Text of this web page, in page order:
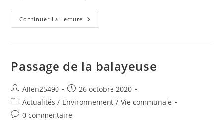
Continuer La Lecture Réouverture
Du
Passage de la balayeuse
Auteur/autrice
de
la
publication :
Allen25490
Publication
publiée :
26 octobre 2020
Post
category:
Actualités / Environnement / Vie communale
Commentaires
0 commentaire